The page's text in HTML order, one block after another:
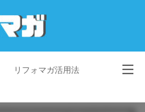
リフォマガ活用法